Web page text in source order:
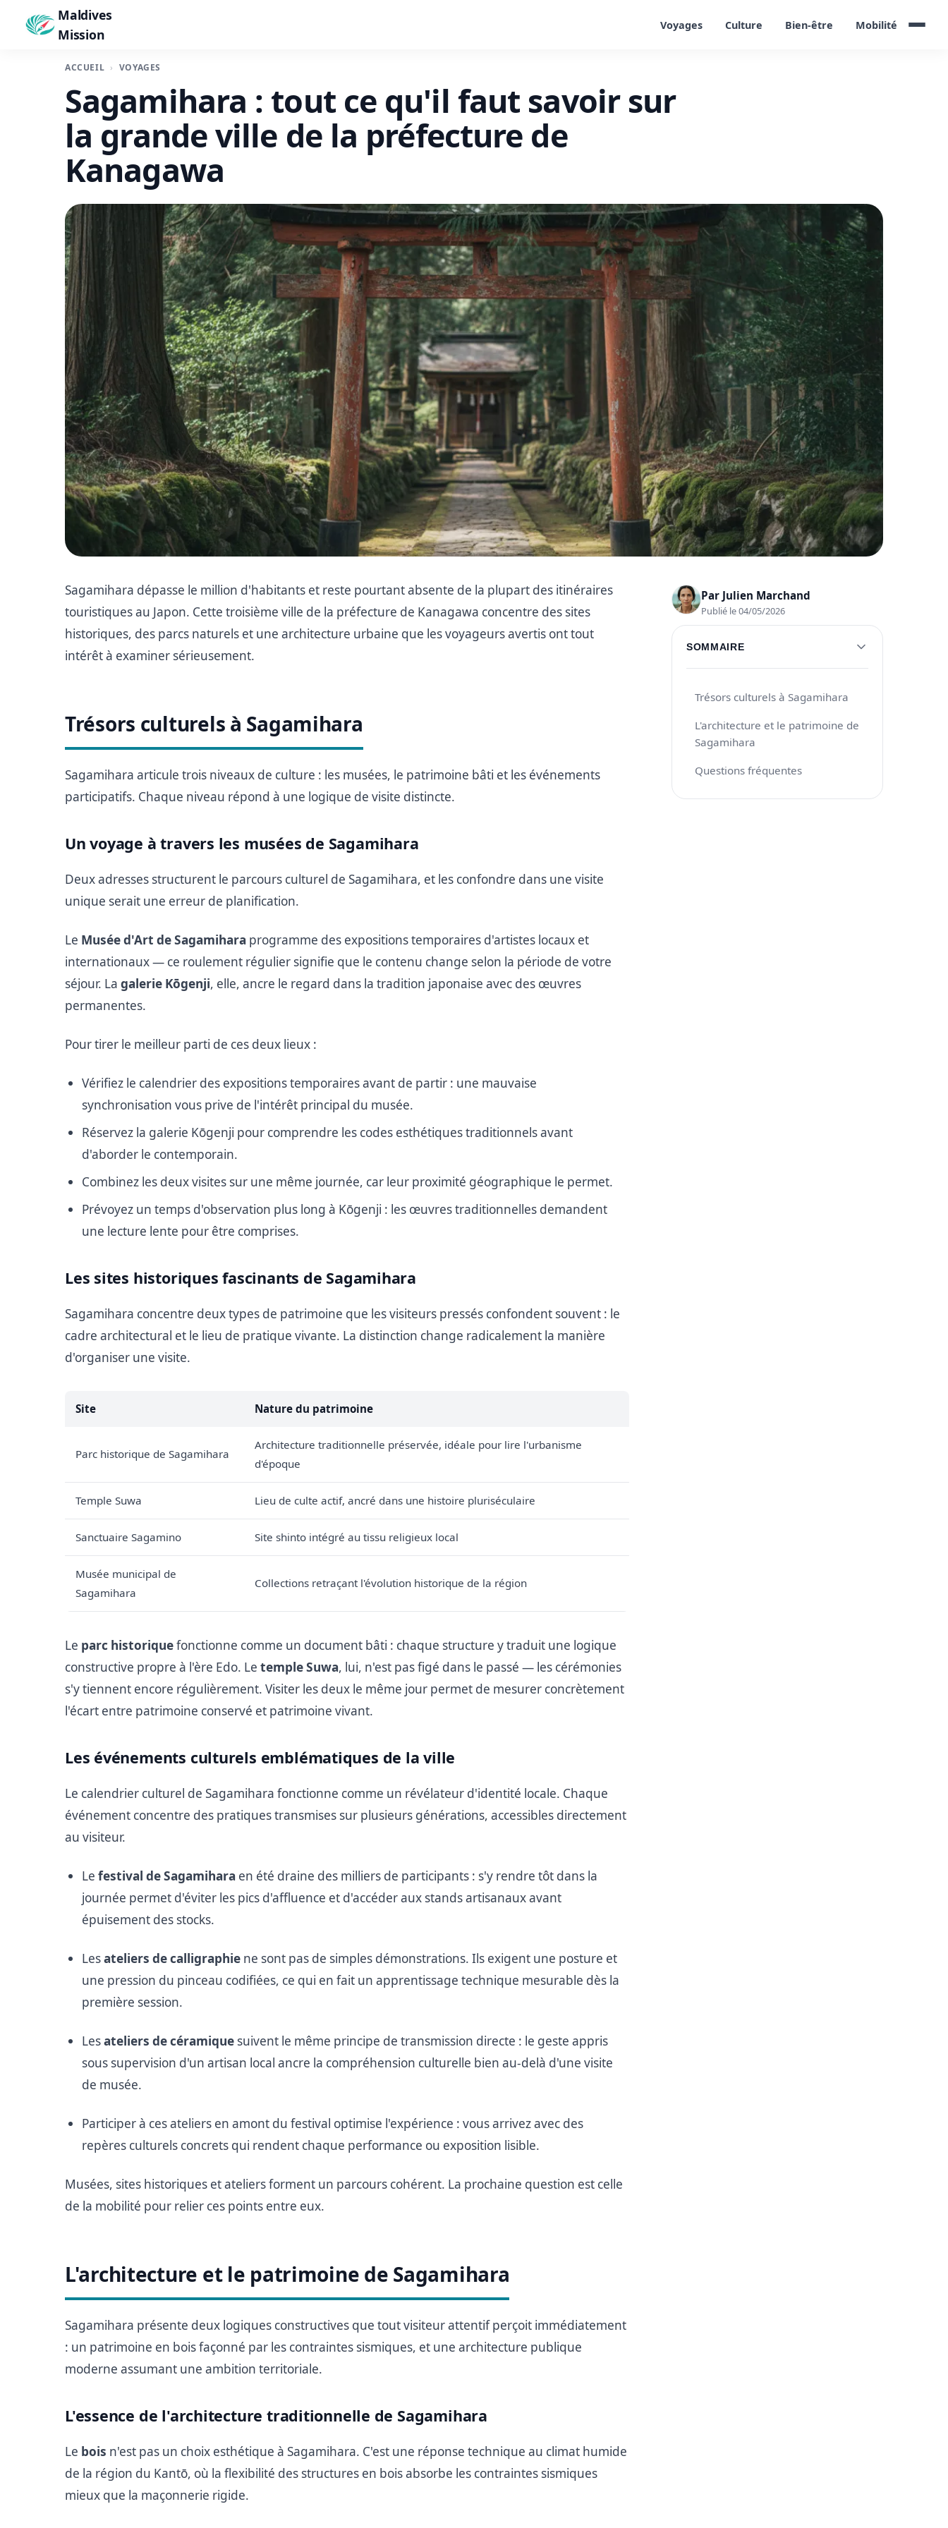
Maldives
Mission
Voyages Culture Bien-être Mobilité
ACCUEIL VOYAGES
Sagamihara : tout ce qu'il faut savoir sur
la grande ville de la préfecture de
Kanagawa
Par Julien Marchand
Publié le 04/05/2026
SOMMAIRE
Trésors culturels à Sagamihara
L'architecture et le patrimoine de
Sagamihara
Questions fréquentes
Sagamihara dépasse le million d'habitants et reste pourtant absente de la plupart des itinéraires
touristiques au Japon. Cette troisième ville de la préfecture de Kanagawa concentre des sites
historiques, des parcs naturels et une architecture urbaine que les voyageurs avertis ont tout
intérêt à examiner sérieusement.
Trésors culturels à Sagamihara
Sagamihara articule trois niveaux de culture : les musées, le patrimoine bâti et les événements
participatifs. Chaque niveau répond à une logique de visite distincte.
Un voyage à travers les musées de Sagamihara
Deux adresses structurent le parcours culturel de Sagamihara, et les confondre dans une visite
unique serait une erreur de planification.
Le Musée d'Art de Sagamihara programme des expositions temporaires d'artistes locaux et
internationaux — ce roulement régulier signifie que le contenu change selon la période de votre
séjour. La galerie Kōgenji, elle, ancre le regard dans la tradition japonaise avec des œuvres
permanentes.
Pour tirer le meilleur parti de ces deux lieux :
Vérifiez le calendrier des expositions temporaires avant de partir : une mauvaise
synchronisation vous prive de l'intérêt principal du musée.
Réservez la galerie Kōgenji pour comprendre les codes esthétiques traditionnels avant
d'aborder le contemporain.
Combinez les deux visites sur une même journée, car leur proximité géographique le permet.
Prévoyez un temps d'observation plus long à Kōgenji : les œuvres traditionnelles demandent
une lecture lente pour être comprises.
Les sites historiques fascinants de Sagamihara
Sagamihara concentre deux types de patrimoine que les visiteurs pressés confondent souvent : le
cadre architectural et le lieu de pratique vivante. La distinction change radicalement la manière
d'organiser une visite.
Site Nature du patrimoine
Parc historique de Sagamihara
Architecture traditionnelle préservée, idéale pour lire l'urbanisme
d'époque
Temple Suwa Lieu de culte actif, ancré dans une histoire pluriséculaire
Sanctuaire Sagamino Site shinto intégré au tissu religieux local
Musée municipal de
Sagamihara
Collections retraçant l'évolution historique de la région
Le parc historiquefonctionne comme un document bâti : chaque structure y traduit une logique
constructive propre à l'ère Edo. Le temple Suwa, lui, n'est pas figé dans le passé — les cérémonies
s'y tiennent encore régulièrement. Visiter les deux le même jour permet de mesurer concrètement
l'écart entre patrimoine conservé et patrimoine vivant.
Les événements culturels emblématiques de la ville
Le calendrier culturel de Sagamihara fonctionne comme un révélateur d'identité locale. Chaque
événement concentre des pratiques transmises sur plusieurs générations, accessibles directement
au visiteur.
Le festival de Sagamihara en été draine des milliers de participants : s'y rendre tôt dans la
journée permet d'éviter les pics d'affluence et d'accéder aux stands artisanaux avant
épuisement des stocks.
Lesateliers de calligraphie ne sont pas de simples démonstrations. Ils exigent une posture et
une pression du pinceau codifiées, ce qui en fait un apprentissage technique mesurable dès la
première session.
Lesateliers de céramique suivent le même principe de transmission directe : le geste appris
sous supervision d'un artisan local ancre la compréhension culturelle bien au-delà d'une visite
de musée.
Participer à ces ateliers en amont du festival optimise l'expérience : vous arrivez avec des
repères culturels concrets qui rendent chaque performance ou exposition lisible.
Musées, sites historiques et ateliers forment un parcours cohérent. La prochaine question est celle
de la mobilité pour relier ces points entre eux.
L'architecture et le patrimoine de Sagamihara
Sagamihara présente deux logiques constructives que tout visiteur attentif perçoit immédiatement
: un patrimoine en bois façonné par les contraintes sismiques, et une architecture publique
moderne assumant une ambition territoriale.
L'essence de l'architecture traditionnelle de Sagamihara
Le bois n'est pas un choix esthétique à Sagamihara. C'est une réponse technique au climat humide
de la région du Kantō, où la flexibilité des structures en bois absorbe les contraintes sismiques
mieux que la maçonnerie rigide.